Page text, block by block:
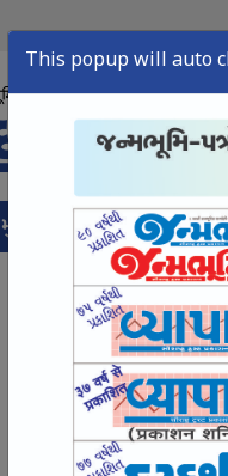
મુખ્ય સમાચાર ક્રાઇમ
This popup will auto
સરકાર યુવાનો સામે
August 06, Thu, 2026